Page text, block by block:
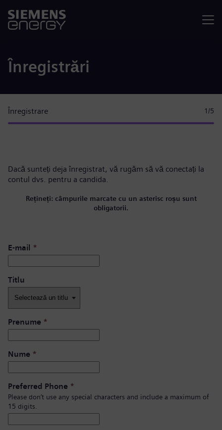
Înregistrări
Înregistrare 1 /5
Dacă sunteți deja înregistrat, vă rugăm să vă conectați la
contul dvs. pentru a candida.
Rețineți: câmpurile marcate cu un asterisc roșu sunt
obligatorii.
E-mail *
Titlu
Prenume *
Nume *
Preferred Phone *
Please don’t use any special characters and include a maximum of
15 digits.